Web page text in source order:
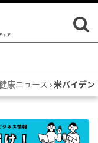
康ニュース 米バイデ